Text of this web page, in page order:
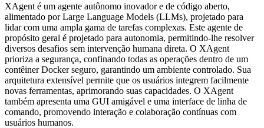
XAgent é um agente autônomo inovador e de código aberto,
alimentado por Large Language Models (LLMs), projetado para
lidar com uma ampla gama de tarefas complexas. Este agente de
propósito geral é projetado para autonomia, permitindo-lhe resolver
diversos desafios sem intervenção humana direta. O XAgent
prioriza a segurança, confinando todas as operações dentro de um
contêiner Docker seguro, garantindo um ambiente controlado. Sua
arquitetura extensível permite que os usuários integrem facilmente
novas ferramentas, aprimorando suas capacidades. O XAgent
também apresenta uma GUI amigável e uma interface de linha de
comando, promovendo interação e colaboração contínuas com
usuários humanos.